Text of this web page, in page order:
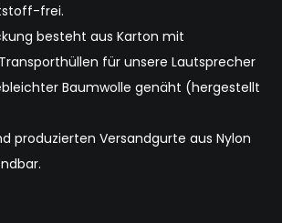
frei.
besteht aus Karton mit
für unsere Lautsprecher
Baumwolle genäht (hergestellt
produzierten Versandgurte aus Nylon